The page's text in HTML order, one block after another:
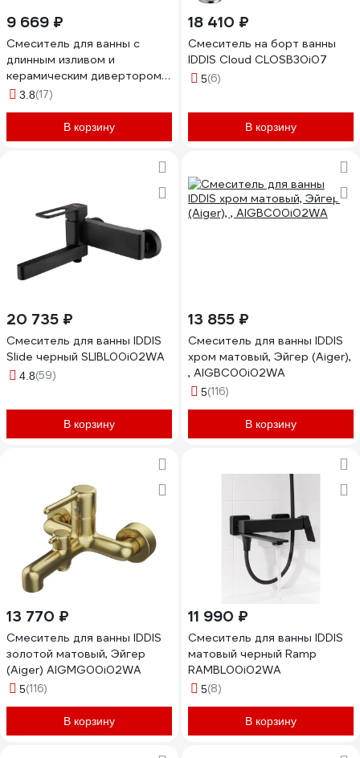
9 669 ₽
Смеситель для ванны с
длинным изливом и
керамическим дивертором
IDDIS Рэй (Ray)
3.8(17)
В корзину
18 410 ₽
Смеситель на борт ванны
IDDIS Cloud CLOSB30i07
5(6)
В корзину
20 735 ₽
Смеситель для ванны IDDIS
Slide черный SLIBL00i02WA
4.8(59)
В корзину
13 855 ₽
Cмеситель для ванны IDDIS
хром матовый, Эйгер (Aiger),
, AIGBC00i02WA
5(116)
В корзину
13 770 ₽
Смеситель для ванны IDDIS
золотой матовый, Эйгер
(Aiger) AIGMG00i02WA
5(116)
В корзину
11 990 ₽
Смеситель для ванны IDDIS
матовый черный Ramp
RAMBL00i02WA
5(8)
В корзину